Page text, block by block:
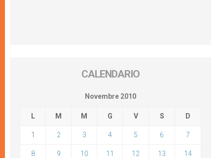
CALENDARIO
Novembre 2010
L M M G V S D
1 2 3 4 5 6 7
8 9 10 11 12 13 14